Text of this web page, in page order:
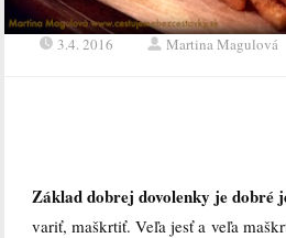
3.4. 2016 Martina Magulová
Základ dobrej dovolenky je dobré
variť, maškrtiť. Veľa jesť a veľa